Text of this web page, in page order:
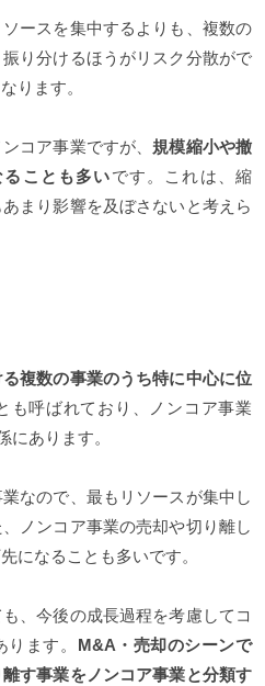
ースを集中するよりも、複数の
り分けるほうがリスク分散がで
ります。
コア事業ですが、規模縮小や撤
ることも多いです。これは、縮
まり影響を及ぼさないと考えら
複数の事業のうち特に中心に位
も呼ばれており、ノンコア事業
にあります。
なので、最もリソースが集中し
ノンコア事業の売却や切り離し
になることも多いです。
、今後の成長過程を考慮してコ
ます。 M&A・売却のシーンで
す事業をノンコア事業と分類す